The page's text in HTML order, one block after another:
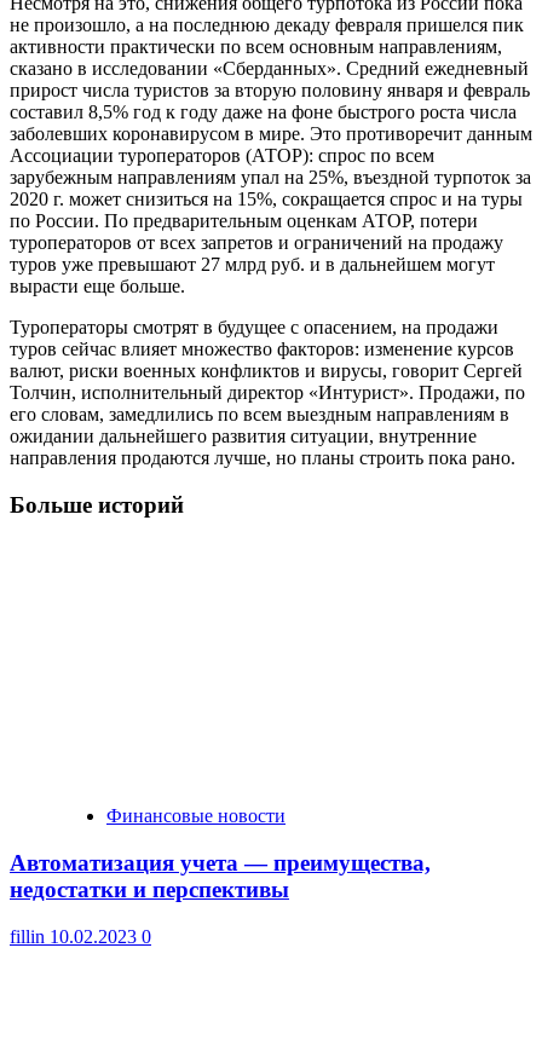
не произошло, а на последнюю декаду февраля пришелся пик
активности практически по всем основным направлениям,
сказано в исследовании «Сберданных». Средний ежедневный
прирост числа туристов за вторую половину января и февраль
составил 8,5% год к году даже на фоне быстрого роста числа
заболевших коронавирусом в мире. Это противоречит данным
Ассоциации туроператоров (АТОР): спрос по всем
зарубежным направлениям упал на 25%, въездной турпоток за
2020 г. может снизиться на 15%, сокращается спрос и на туры
по России. По предварительным оценкам АТОР, потери
туроператоров от всех запретов и ограничений на продажу
туров уже превышают 27 млрд руб. и в дальнейшем могут
вырасти еще больше.
Туроператоры смотрят в будущее с опасением, на продажи
туров сейчас влияет множество факторов: изменение курсов
валют, риски военных конфликтов и вирусы, говорит Сергей
Толчин, исполнительный директор «Интурист». Продажи, по
его словам, замедлились по всем выездным направлениям в
ожидании дальнейшего развития ситуации, внутренние
направления продаются лучше, но планы строить пока рано.
Больше историй
Финансовые новости
Автоматизация учета — преимущества,
недостатки и перспективы
fillin 10.02.2023 0